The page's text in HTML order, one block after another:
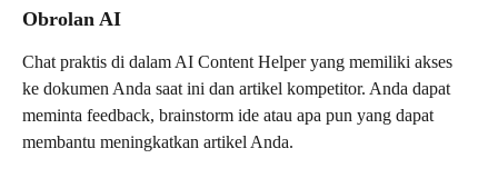
Obrolan AI
Chat praktis di dalam AI Content Helper yang memiliki akses
ke dokumen Anda saat ini dan artikel kompetitor. Anda dapat
meminta feedback, brainstorm ide atau apa pun yang dapat
membantu meningkatkan artikel Anda.